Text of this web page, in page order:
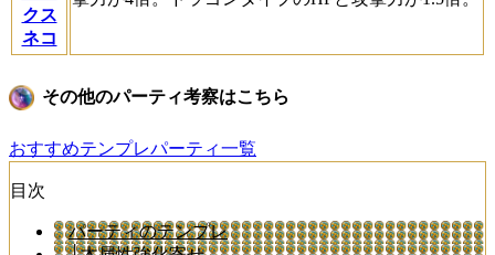
クス
ネコ
その他のパーティ考察はこちら
おすすめテンプレパーティ一覧
目次
パーティのテンプレ